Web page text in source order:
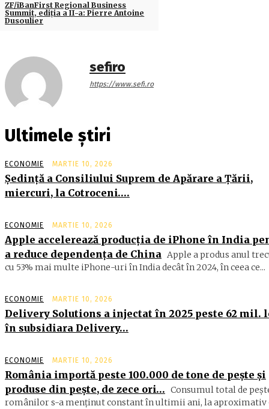
ZF/iBanFirst Regional Business
Summit, ediţia a II-a: Pierre Antoine
Dusoulier
sefiro
https://www.sefi.ro
Ultimele știri
ECONOMIE MARTIE 10, 2026
Şedinţă a Consiliului Suprem de Apărare a Ţării,
miercuri, la Cotroceni….
ECONOMIE MARTIE 10, 2026
Apple accelerează producția de iPhone în India
a reduce dependența de China Apple a produs anul
cu 53% mai multe iPhone-uri în India decât în 2024, în ceea ce...
ECONOMIE MARTIE 10, 2026
Delivery Solutions a injectat în 2025 peste 62 mil.
în subsidiara Delivery…
ECONOMIE MARTIE 10, 2026
România importă peste 100.000 de tone de peşte şi
produse din peşte, de zece ori… Consumul total de
ro­mâ­nilor s-a menţinut constant în ul­timii ani, la aproximativ